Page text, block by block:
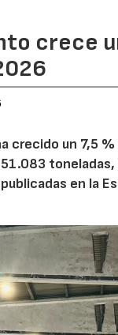
crece
crecido un 7,5
en la